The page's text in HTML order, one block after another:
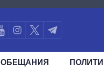
ОБЕЩАНИЯ